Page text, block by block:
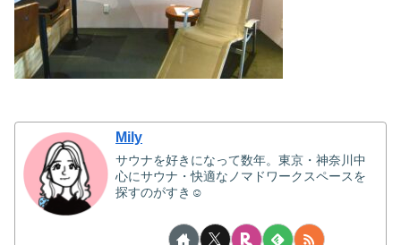
Mily
サウナを好きになって数年。東京・神奈川中
心にサウナ・快適なノマドワークスペースを
探すのがすき☺